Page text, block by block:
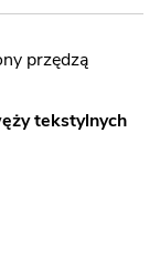
przędzą
tekstylnych